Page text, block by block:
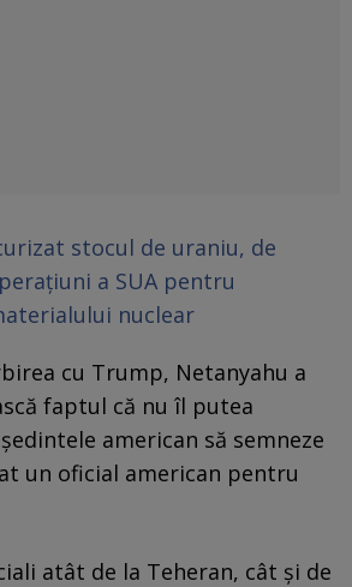
stocul de uraniu, de
a SUA pentru
nuclear
cu Trump, Netanyahu a
faptul că nu îl putea
american să semneze
un oficial american pentru
atât de la Teheran, cât și de